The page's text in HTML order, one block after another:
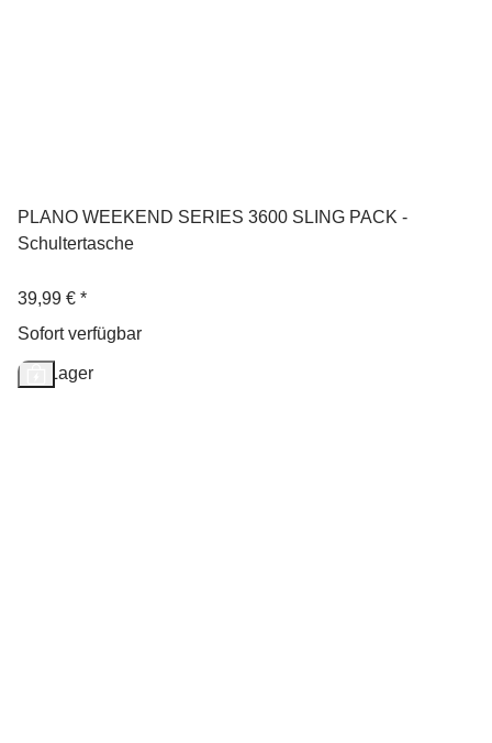
PLANO WEEKEND SERIES 3600 SLING PACK -
Schultertasche
39,99 € *
Sofort verfügbar
Auf Lager